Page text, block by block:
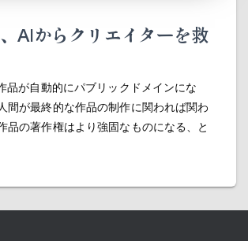
AIからクリエイターを救
品が自動的にパブリックドメインにな
間が最終的な作品の制作に関われば関わ
品の著作権はより強固なものになる、と